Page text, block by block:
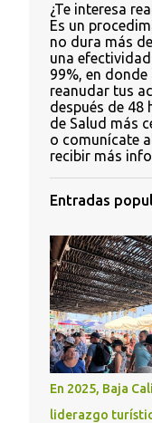
¿Te interesa
Es un
no dura más
una
99%, en donde
reanudar tus
después de 48
de Salud más
o comunícate
recibir más
Entradas
En 2025, Baja
liderazgo